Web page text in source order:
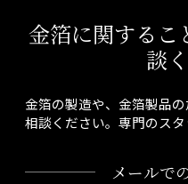
金箔に関するこ
談
金箔の製造や、金箔製品
相談ください。専門のスタ
メールで